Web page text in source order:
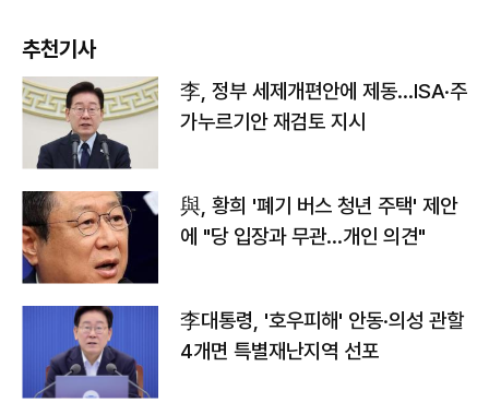
추천기사
李, 정부 세제개편안에 제동…ISA·주
가누르기안 재검토 지시
與, 황희 '폐기 버스 청년 주택' 제안
에 "당 입장과 무관…개인 의견"
李대통령, '호우피해' 안동·의성 관할
4개면 특별재난지역 선포